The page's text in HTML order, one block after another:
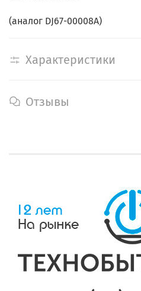
(аналог DJ67-00008A)
Характеристики
Отзывы